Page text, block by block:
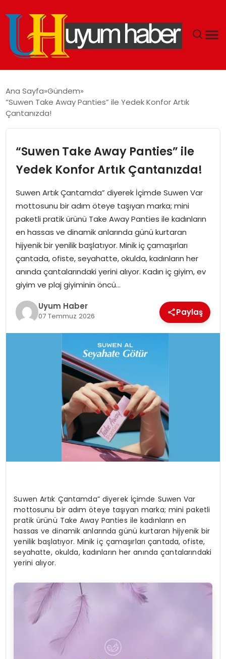
EKONOMI
TEKNOLOJI
SAĞLIK
MAGAZIN
YAŞAM
Ana Sayfa Gündem
“Suwen Take Away Panties” ile Yedek Konfor Artık
Çantanızda!
“Suwen Take Away Panties” ile
Yedek Konfor Artık Çantanızda!
Suwen Artık Çantamda” diyerek İçimde Suwen Var
mottosunu bir adım öteye taşıyan marka; mini
paketli pratik ürünü Take Away Panties ile kadınların
en hassas ve dinamik anlarında günü kurtaran
hijyenik bir yenilik başlatıyor. Minik iç çamaşırları
çantada, ofiste, seyahatte, okulda, kadınların her
anında çantalarındaki yerini alıyor. Kadın iç giyim, ev
giyim ve plaj giyiminin öncü…
Uyum Haber
07 Temmuz 2026 Paylaş
Suwen Artık Çantamda” diyerek İçimde Suwen Var
mottosunu bir adım öteye taşıyan marka; mini paketli
pratik ürünü Take Away Panties ile kadınların en
hassas ve dinamik anlarında günü kurtaran hijyenik bir
yenilik başlatıyor. Minik iç çamaşırları çantada, ofiste,
seyahatte, okulda, kadınların her anında çantalarındaki
yerini alıyor.